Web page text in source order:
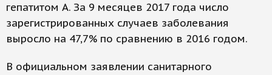
гепатитом А. За 9 месяцев 2017 года число
зарегистрированных случаев заболевания
выросло на 47,7% по сравнению в 2016 годом.
В официальном заявлении санитарного